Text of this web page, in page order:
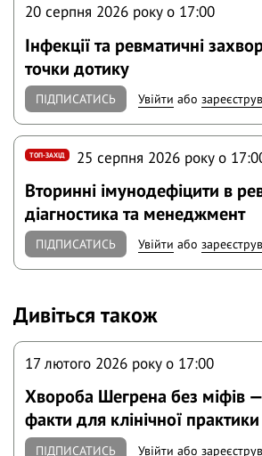
20 серпня 2026 року o 17:00
Інфекції та ревматичні
точки дотику
ПІДПИСАТИСЬ Увійти або
ТОП-ЗАХІД 25 серпня 2026 року o
Вторинні імунодефіцити в
діагностика та менеджмент
ПІДПИСАТИСЬ Увійти або
Дивіться також
17 лютого 2026 року o 17:00
Хвороба Шегрена без міфів
факти для клінічної практики
ПІДПИСАТИСЬ Увійти або